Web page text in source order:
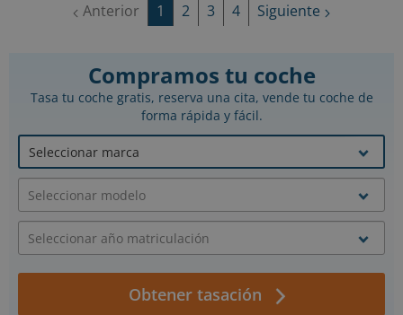
Anterior 1 2 3 4 Siguiente
Compramos tu coche
Tasa tu coche gratis, reserva una cita, vende tu coche de
forma rápida y fácil.
Obtener tasación